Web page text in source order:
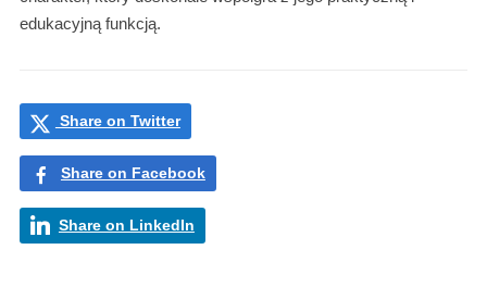
edukacyjną funkcją.
Share on Twitter
Share on Facebook
Share on LinkedIn